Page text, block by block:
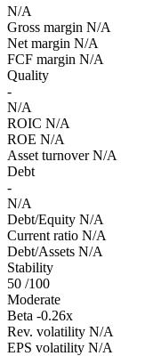
N/A
Gross margin N/A
Net margin N/A
FCF margin N/A
Quality
-
N/A
ROIC N/A
ROE N/A
Asset turnover N/A
Debt
-
N/A
Debt/Equity N/A
Current ratio N/A
Debt/Assets N/A
Stability
50 /100
Moderate
Beta -0.26x
Rev. volatility N/A
EPS volatility N/A